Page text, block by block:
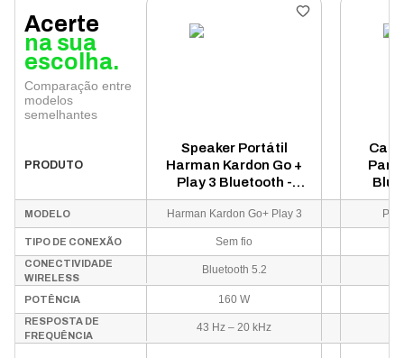
Acerte
na sua
escolha.
Comparação entre
modelos
semelhantes
PRODUTO
Speaker Portátil
Harman Kardon Go +
Play 3 Bluetooth -
Cinza
MODELO Harman Kardon Go+ Play 3
TIPO DE CONEXÃO Sem fio
CONECTIVIDADE
WIRELESS
Bluetooth 5.2
POTÊNCIA 160 W
RESPOSTA DE
FREQUÊNCIA
43 Hz – 20 kHz